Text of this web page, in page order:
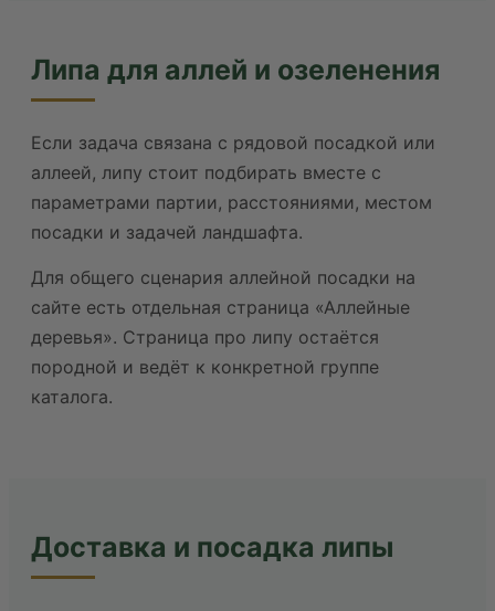
Липа для аллей и озеленения
Если задача связана с рядовой посадкой или
аллеей, липу стоит подбирать вместе с
параметрами партии, расстояниями, местом
посадки и задачей ландшафта.
Для общего сценария аллейной посадки на
сайте есть отдельная страница «Аллейные
деревья». Страница про липу остаётся
породной и ведёт к конкретной группе
каталога.
Доставка и посадка липы